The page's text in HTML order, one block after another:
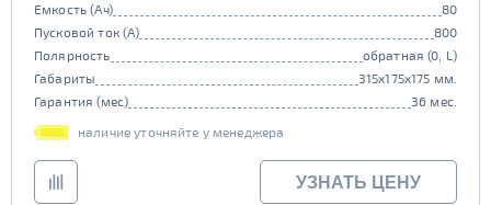
Емкость (Ач)
80
Пусковой ток (А)
800
Полярность
обратная (0, L)
Габариты
315x175x175 мм.
Гарантия (мес)
36 мес.
наличие уточняйте у менеджера
УЗНАТЬ ЦЕНУ